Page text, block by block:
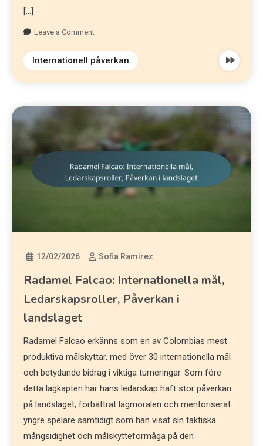
[…]
Leave a Comment
Internationell påverkan
12/02/2026 Sofia Ramirez
Radamel Falcao: Internationella mål,
Ledarskapsroller, Påverkan i
landslaget
Radamel Falcao erkänns som en av Colombias mest
produktiva målskyttar, med över 30 internationella mål
och betydande bidrag i viktiga turneringar. Som före
detta lagkapten har hans ledarskap haft stor påverkan
på landslaget, förbättrat lagmoralen och mentoriserat
yngre spelare samtidigt som han visat sin taktiska
mångsidighet och målskytteförmåga på den